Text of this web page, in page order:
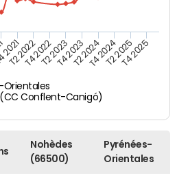
Orientales
Conflent-Canigó)
T2 2022T4 2022T2 2023T4 2023T2 2024T4 2024T2 2025T4 2025
Nohèdes
(66500)
Pyrénées-
Orientales